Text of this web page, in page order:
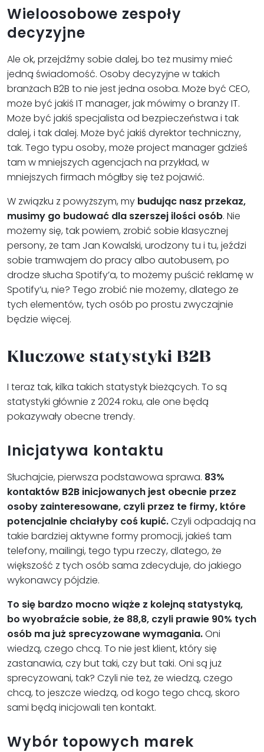
Wieloosobowe zespoły
decyzyjne
Ale ok, przejdźmy sobie dalej, bo też musimy mieć
jedną świadomość. Osoby decyzyjne w takich
branżach B2B to nie jest jedna osoba. Może być CEO,
może być jakiś IT manager, jak mówimy o branży IT.
Może być jakiś specjalista od bezpieczeństwa i tak
dalej, i tak dalej. Może być jakiś dyrektor techniczny,
tak. Tego typu osoby, może project manager gdzieś
tam w mniejszych agencjach na przykład, w
mniejszych firmach mógłby się też pojawić.
W związku z powyższym, my budując nasz przekaz,
musimy go budować dla szerszej ilości osób. Nie
możemy się, tak powiem, zrobić sobie klasycznej
persony, że tam Jan Kowalski, urodzony tu i tu, jeździ
sobie tramwajem do pracy albo autobusem, po
drodze słucha Spotify’a, to możemy puścić reklamę w
Spotify’u, nie? Tego zrobić nie możemy, dlatego że
tych elementów, tych osób po prostu zwyczajnie
będzie więcej.
Kluczowe statystyki B2B
I teraz tak, kilka takich statystyk bieżących. To są
statystyki głównie z 2024 roku, ale one będą
pokazywały obecne trendy.
Inicjatywa kontaktu
Słuchajcie, pierwsza podstawowa sprawa. 83%
kontaktów B2B inicjowanych jest obecnie przez
osoby zainteresowane, czyli przez te firmy, które
potencjalnie chciałyby coś kupić.Czyli odpadają na
takie bardziej aktywne formy promocji, jakieś tam
telefony, mailingi, tego typu rzeczy, dlatego, że
większość z tych osób sama zdecyduje, do jakiego
wykonawcy pójdzie.
To się bardzo mocno wiąże z kolejną statystyką,
bo wyobraźcie sobie, że 88,8, czyli prawie 90% tych
osób ma już sprecyzowane wymagania.Oni
wiedzą, czego chcą. To nie jest klient, który się
zastanawia, czy but taki, czy but taki. Oni są już
sprecyzowani, tak? Czyli nie też, że wiedzą, czego
chcą, to jeszcze wiedzą, od kogo tego chcą, skoro
sami będą inicjowali ten kontakt.
Wybór topowych marek